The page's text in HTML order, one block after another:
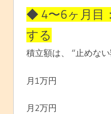
◆ 4〜6ヶ月目
する
積立額は、 “止めない
月1万円
月2万円